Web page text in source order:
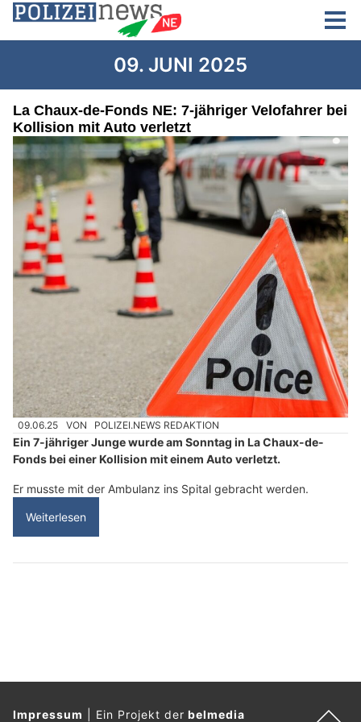
09. JUNI 2025
La Chaux-de-Fonds NE: 7-jähriger Velofahrer bei
Kollision mit Auto verletzt
09.06.25 VON POLIZEI.NEWS REDAKTION
Ein 7-jähriger Junge wurde am Sonntag in La Chaux-de-
Fonds bei einer Kollision mit einem Auto verletzt.
Er musste mit der Ambulanz ins Spital gebracht werden.
Weiterlesen
Impressum Ein Projekt derbelmedia